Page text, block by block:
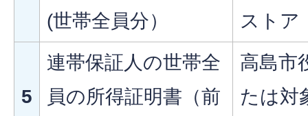
(世帯全員分）​​​​​​
ストア
5
連帯保証人の世帯全
員の所得証明書（前
高島市
たは対